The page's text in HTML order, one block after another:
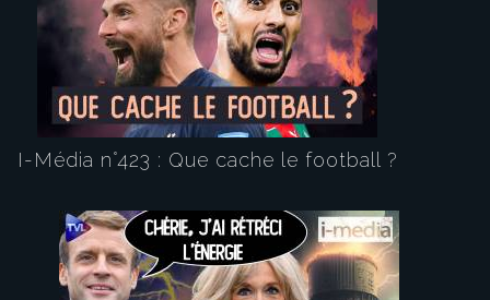
I-Média n°423 : Que cache le football ?